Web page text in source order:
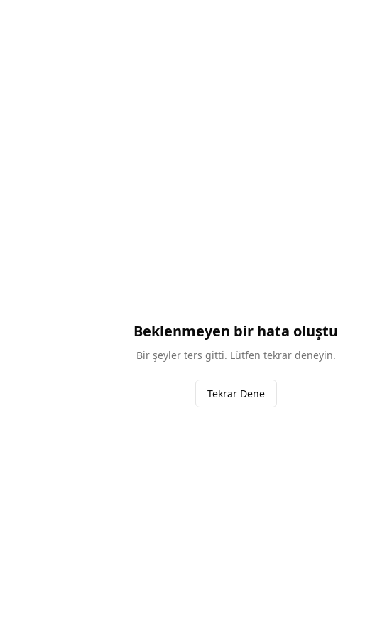
Beklenmeyen bir hata oluştu
Bir şeyler ters gitti. Lütfen tekrar deneyin.
Tekrar Dene